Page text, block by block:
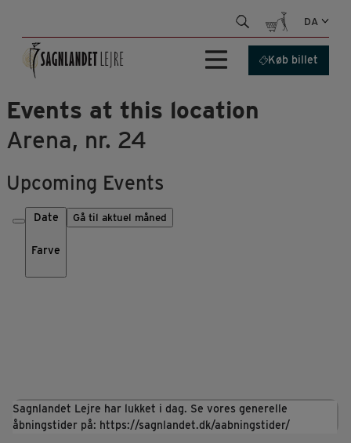
indhold
DA
Køb billet
Events at this location
Arena, nr. 24
Upcoming Events
Date
Farve
Gå til aktuel måned
Sagnlandet Lejre har lukket i dag. Se vores generelle
åbningstider på: https://sagnlandet.dk/aabningstider/